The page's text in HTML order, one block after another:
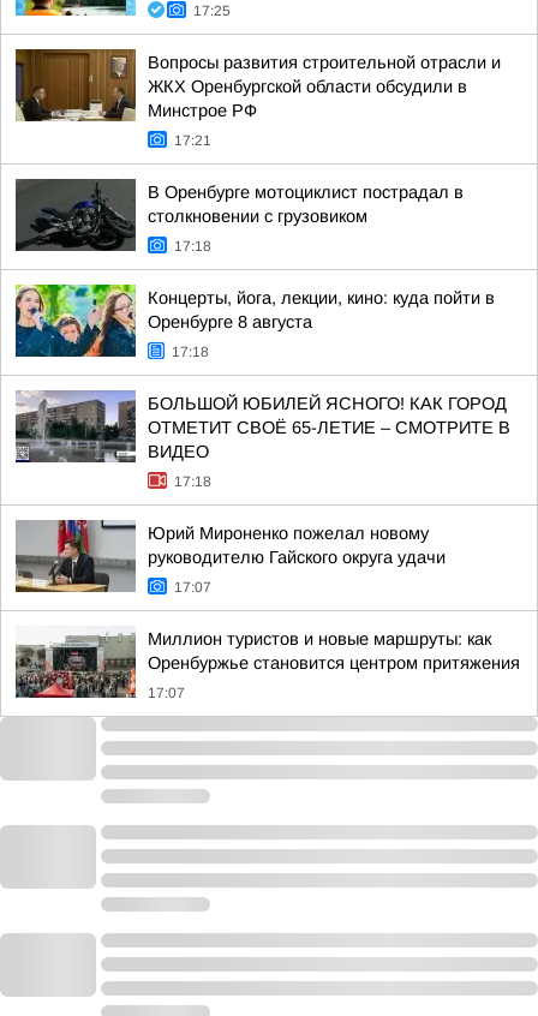
17:25
Вопросы развития строительной отрасли и
ЖКХ Оренбургской области обсудили в
Минстрое РФ
17:21
В Оренбурге мотоциклист пострадал в
столкновении с грузовиком
17:18
Концерты, йога, лекции, кино: куда пойти в
Оренбурге 8 августа
17:18
БОЛЬШОЙ ЮБИЛЕЙ ЯСНОГО! КАК ГОРОД
ОТМЕТИТ СВОЁ 65-ЛЕТИЕ – СМОТРИТЕ В
ВИДЕО
17:18
Юрий Мироненко пожелал новому
руководителю Гайского округа удачи
17:07
Миллион туристов и новые маршруты: как
Оренбуржье становится центром притяжения
17:07